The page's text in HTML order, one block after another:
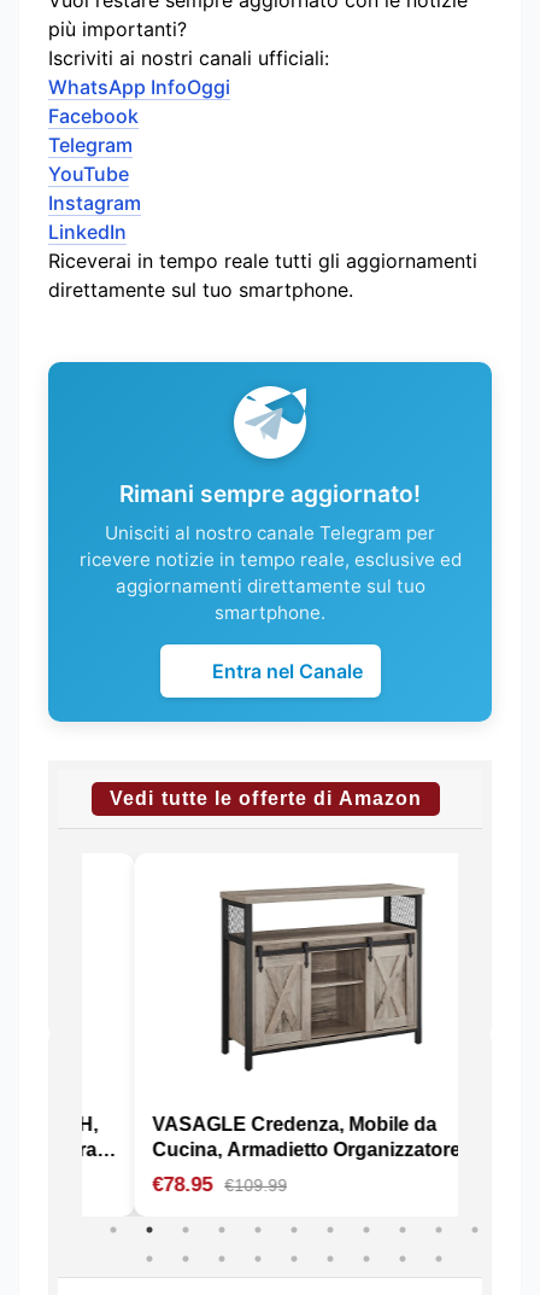
più importanti?
Iscriviti ai nostri canali ufficiali:
WhatsApp InfoOggi
Facebook
Telegram
YouTube
Instagram
LinkedIn
Riceverai in tempo reale tutti gli aggiornamenti
direttamente sul tuo smartphone.
Rimani sempre aggiornato!
Unisciti al nostro canale Telegram per
ricevere notizie in tempo reale, esclusive ed
aggiornamenti direttamente sul tuo
smartphone.
Entra nel Canale